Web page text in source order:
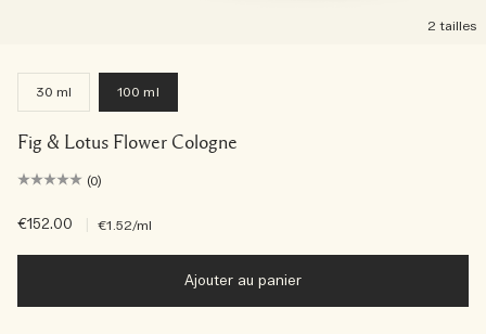
2 tailles
30 ml 100 ml
Fig & Lotus Flower Cologne
(0)
€152.00 €1.52/ml
Ajouter au panier